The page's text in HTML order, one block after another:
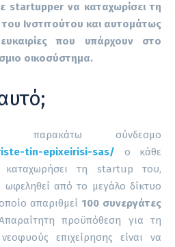
startupper να καταχωρίσει τη
Ινστιτούτου και αυτομάτως
που υπάρχουν στο
οικοσύστημα.
παρακάτω σύνδεσμο
tin-epixeirisi-sas/ ο κάθε
τη startup του,
ωφεληθεί από το μεγάλο δίκτυο
απαριθμεί 100 συνεργάτες
προϋπόθεση για τη
επιχείρησης είναι να